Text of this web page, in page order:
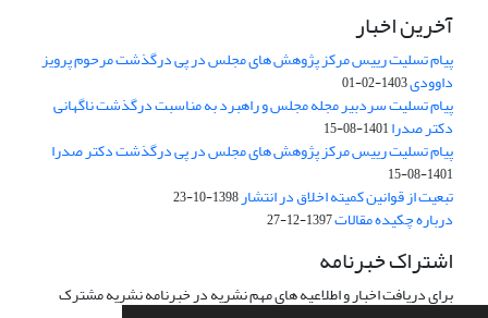
آخرین اخبار
پیام تسلیت رییس مرکز پژوهش های مجلس در پی درگذشت مرحوم پرویز
داوودی1403-02-01
پیام تسلیت سردبیر مجله مجلس و راهبرد به مناسبت درگذشت ناگهانی
دکتر صدرا1401-08-15
پیام تسلیت رییس مرکز پژوهش های مجلس در پی درگذشت دکتر صدرا
1401-08-15
تبعیت از قوانین کمیته اخلاق در انتشار1398-10-23
درباره چکیده مقالات1397-12-27
اشتراک خبرنامه
برای دریافت اخبار و اطلاعیه های مهم نشریه در خبرنامه نشریه مشترک